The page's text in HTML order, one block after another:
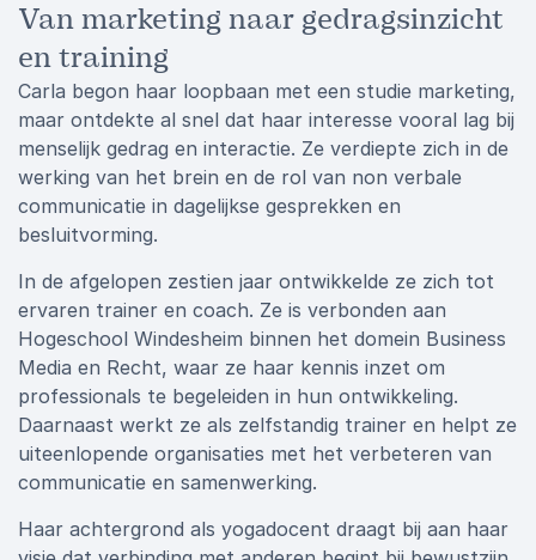
Van marketing naar gedragsinzicht
en training
Carla begon haar loopbaan met een studie marketing,
maar ontdekte al snel dat haar interesse vooral lag bij
menselijk gedrag en interactie. Ze verdiepte zich in de
werking van het brein en de rol van non verbale
communicatie in dagelijkse gesprekken en
besluitvorming.
In de afgelopen zestien jaar ontwikkelde ze zich tot
ervaren trainer en coach. Ze is verbonden aan
Hogeschool Windesheim binnen het domein Business
Media en Recht, waar ze haar kennis inzet om
professionals te begeleiden in hun ontwikkeling.
Daarnaast werkt ze als zelfstandig trainer en helpt ze
uiteenlopende organisaties met het verbeteren van
communicatie en samenwerking.
Haar achtergrond als yogadocent draagt bij aan haar